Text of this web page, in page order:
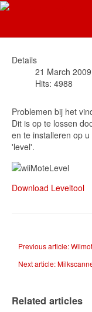
Details
21 March 2009
Hits: 4988
Problemen bij het
Dit is op te lossen
en te installeren op
'level'.
Download Leveltool
Previous article:
Next article:
Related articles